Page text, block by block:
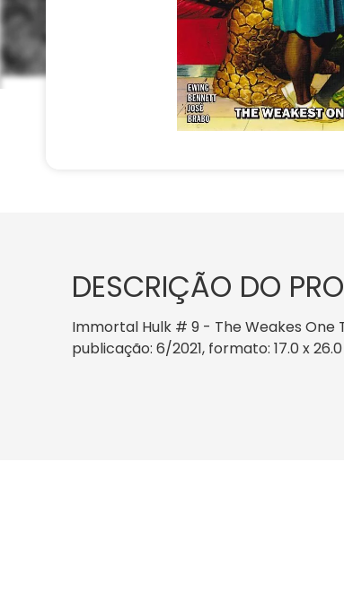
DESCRIÇÃO DO
Immortal Hulk # 9 - The Weakes One
publicação: 6/2021, formato: 17.0 x